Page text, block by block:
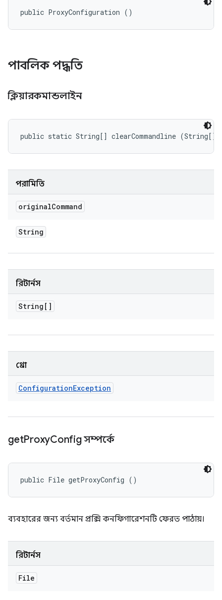
public ProxyConfiguration ()
পাবলিক পদ্ধতি
ক্লিয়ারকমান্ডলাইন
public static String[] clearCommandline (String[]
পরামিতি
originalCommand
String
রিটার্নস
String[]
থ্রো
ConfigurationException
getProxyConfig সম্পর্কে
public File getProxyConfig ()
ব্যবহারের জন্য বর্তমান প্রক্সি কনফিগারেশনটি ফেরত পাঠায়।
রিটার্নস
File